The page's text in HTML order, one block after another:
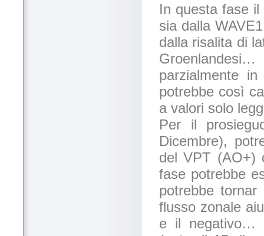
In questa fase
sia dalla
dalla risalita di
parzialmente
potrebbe così
a valori solo
Per il
Dicembre),
del VPT (AO+)
fase potrebbe
potrebbe
flusso zonale
e il negativo…